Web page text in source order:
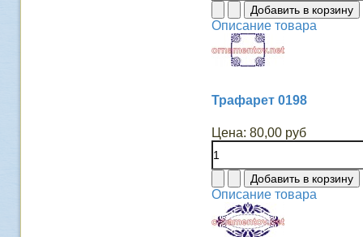
Описание товара
Трафарет 0198
Цена: 80,00 руб
Описание товара